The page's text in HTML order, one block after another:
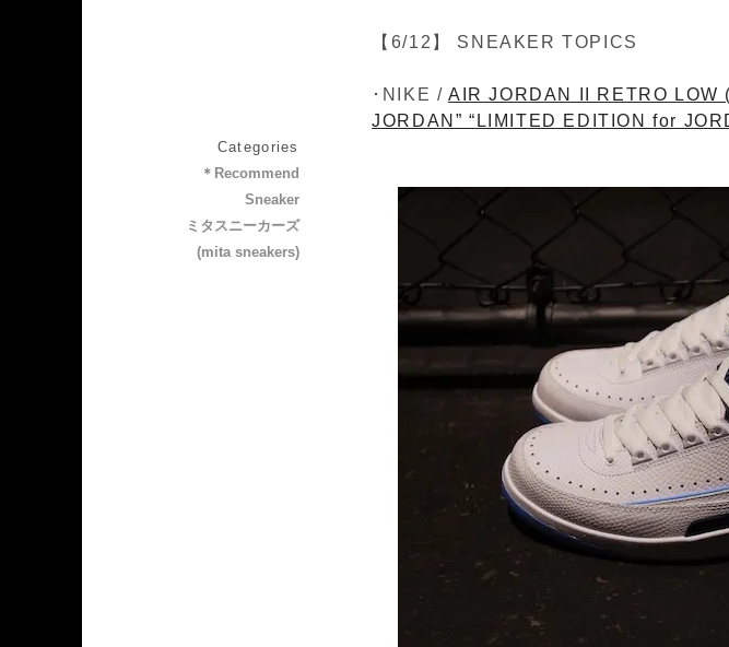
【6/12】 SNEAKER TOPICS
･NIKE / AIR JORDAN II RETRO LOW
JORDAN” “LIMITED EDITION for
Categories
＊Recommend
Sneaker
ミタスニーカーズ
(mita sneakers)